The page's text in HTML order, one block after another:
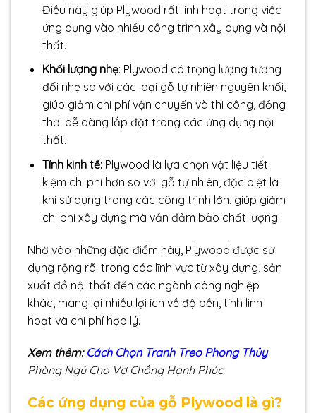
Điều này giúp Plywood rất linh hoạt trong việc
ứng dụng vào nhiều công trình xây dựng và nội
thất.
Khối lượng nhẹ: Plywood có trọng lượng tương
đối nhẹ so với các loại gỗ tự nhiên nguyên khối,
giúp giảm chi phí vận chuyển và thi công, đồng
thời dễ dàng lắp đặt trong các ứng dụng nội
thất.
Tính kinh tế:Plywood là lựa chọn vật liệu tiết
kiệm chi phí hơn so với gỗ tự nhiên, đặc biệt là
khi sử dụng trong các công trình lớn, giúp giảm
chi phí xây dựng mà vẫn đảm bảo chất lượng.
Nhờ vào những đặc điểm này, Plywood được sử
dụng rộng rãi trong các lĩnh vực từ xây dựng, sản
xuất đồ nội thất đến các ngành công nghiệp
khác, mang lại nhiều lợi ích về độ bền, tính linh
hoạt và chi phí hợp lý.
Xem thêm: Cách Chọn Tranh Treo Phong Thủy
Phòng Ngủ Cho Vợ Chồng Hạnh Phúc
Các ứng dụng của gỗ Plywood là gì?